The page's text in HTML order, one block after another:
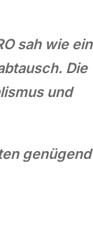
sah wie ein
Die
und
genügend